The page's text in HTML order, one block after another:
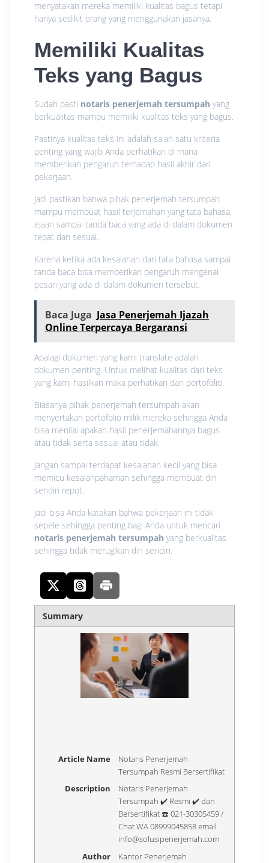
menyatakan mereka memiliki kualitas bagus tetapi
hanya sedikit orang yang menggunakan jasanya.
Memiliki Kualitas
Teks yang Bagus
Sudah pasti notaris penerjemah tersumpah yang
berkualitas mampu memiliki kualitas teks yang bagus.
Pastinya kualitas teks ini adalah salah satu kriteria
penting yang wajib Anda perhatikan di mana
memberikan pengaruh terhadap hasil akhir dari
pekerjaan.
Jadi pastikan bahwa pihak penerjemah tersumpah
mampu membuat hasil terjemahan yang tata bahasa,
ejaan sampai tanda baca yang ada di dalam dokumen
tepat dan sesuai.
Karena ketika ada kesalahan dari tata bahasa sampai
tanda baca bisa memberikan pengaruh mengenai
pesan yang ada di dalam dokumen tersebut.
Baca Juga Jasa Penerjemah Ijazah
Online Terpercaya Bergaransi
Apalagi dokumen yang kami translate adalah
dokumen penting. Untuk melihat kualitas dari teks
yang kami hasilkan maka perhatikan dari portofolio.
Biasanya pihak penerjemah tersumpah akan
menyertakan portofolio milik mereka sehingga Anda
bisa menilai apakah hasil penerjemahannya bagus
atau tidak serta sesuai atau tidak.
Jangan sampai terdapat kesalahan kecil yang bisa
memicu kesalahpahaman sehingga membuat diri
sendiri repot.
Jadi bisa Anda katakan bahwa pekerjaan ini tidak
sepele sehingga penting bagi Anda untuk mencari
notaris penerjemah tersumpah yang berkualitas
sehingga tidak merugikan diri sendiri.
Summary
Article Name
Notaris Penerjemah
Tersumpah Resmi Bersertifikat
Description
Notaris Penerjemah
Tersumpah ✔️ Resmi ✔️ dan
Bersertifikat ☎️ 021-30305459 /
Chat WA 08999045858 email
info@solusipenerjemah.com
Author
Kantor Penerjemah